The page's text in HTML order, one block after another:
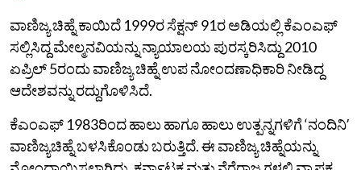
ವಾಣಿಜ್ಯ ಚಿಹ್ನೆ ಕಾಯಿದೆ 1999ರ ಸೆಕ್ಷನ್ 91ರ ಅಡಿಯಲ್ಲಿ ಕೆಎಂಎಫ್‌
ಸಲ್ಲಿಸಿದ್ದ ಮೇಲ್ಮನವಿಯನ್ನು ನ್ಯಾಯಾಲಯ ಪುರಸ್ಕರಿಸಿದ್ದು 2010
ಏಪ್ರಿಲ್ 5ರಂದು ವಾಣಿಜ್ಯ ಚಿಹ್ನೆ ಉಪ ನೋಂದಣಾಧಿಕಾರಿ ನೀಡಿದ್ದ
ಆದೇಶವನ್ನು ರದ್ದುಗೊಳಿಸಿದೆ.
ಕೆಎಂಎಫ್‌ 1983ರಿಂದ ಹಾಲು ಹಾಗೂ ಹಾಲು ಉತ್ಪನ್ನಗಳಿಗೆ ‘ನಂದಿನಿʼ
ವಾಣಿಜ್ಯಚಿಹ್ನೆ ಬಳಸಿಕೊಂಡು ಬರುತ್ತಿದೆ. ಈ ವಾಣಿಜ್ಯ ಚಿಹ್ನೆಯನ್ನು